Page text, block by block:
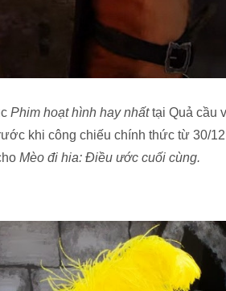
Phim hoạt hình hay nhấttại Quả cầu
khi công chiếu chính thức từ 30/
Mèo đi hia: Điều ước cuối cùng.